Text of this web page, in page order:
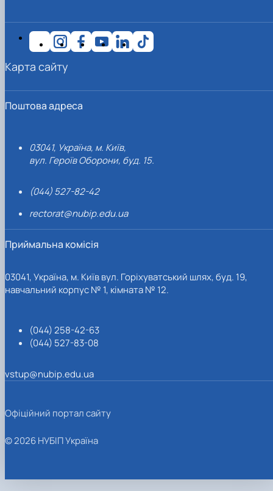
Поштова адреса
03041, Україна, м. Київ,
вул. Героїв Оборони, буд. 15.
(044) 527-82-42
rectorat@nubip.edu.ua
Приймальна комісія
03041, Україна, м. Київ вул. Горіхуватський шлях, буд. 19,
навчальний корпус № 1, кімната № 12.
(044) 258-42-63
(044) 527-83-08
vstup@nubip.edu.ua
Карта сайту
Офіційний портал сайту
© 2026 НУБІП Україна